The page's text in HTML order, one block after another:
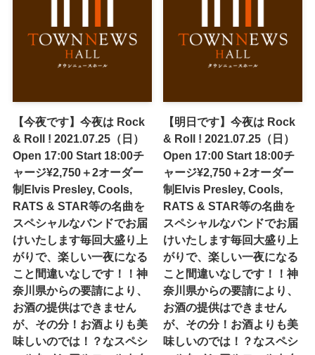
【今夜です】今夜は Rock
& Roll ! 2021.07.25（日）
Open 17:00 Start 18:00チ
ャージ¥2,750＋2オーダー
制Elvis Presley, Cools,
RATS & STAR等の名曲を
スペシャルなバンドでお届
けいたします毎回大盛り上
がりで、楽しい一夜になる
こと間違いなしです！！神
奈川県からの要請により、
お酒の提供はできません
が、その分！お酒よりも美
味しいのでは！？なスペシ
【明日です】今夜は Rock
& Roll ! 2021.07.25（日）
Open 17:00 Start 18:00チ
ャージ¥2,750＋2オーダー
制Elvis Presley, Cools,
RATS & STAR等の名曲を
スペシャルなバンドでお届
けいたします毎回大盛り上
がりで、楽しい一夜になる
こと間違いなしです！！神
奈川県からの要請により、
お酒の提供はできません
が、その分！お酒よりも美
味しいのでは！？なスペシ